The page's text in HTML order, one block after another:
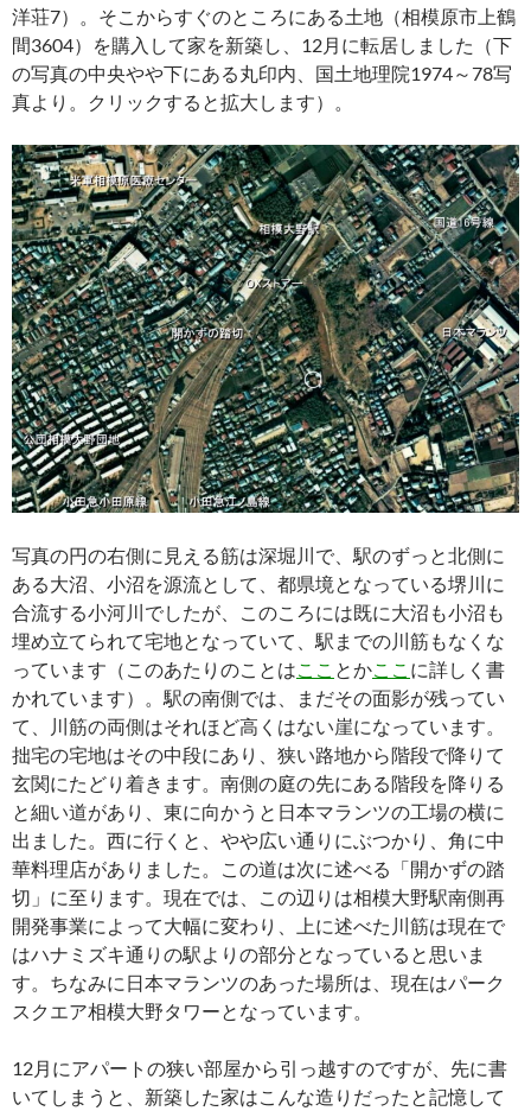
洋荘7）。そこからすぐのところにある土地（相模原市上鶴
間3604）を購入して家を新築し、12月に転居しました（下
の写真の中央やや下にある丸印内、国土地理院1974～78写
真より。クリックすると拡大します）。
写真の円の右側に見える筋は深堀川で、駅のずっと北側に
ある大沼、小沼を源流として、都県境となっている堺川に
合流する小河川でしたが、このころには既に大沼も小沼も
埋め立てられて宅地となっていて、駅までの川筋もなくな
っています（このあたりのことはここ とかここ に詳しく書
かれています）。駅の南側では、まだその面影が残ってい
て、川筋の両側はそれほど高くはない崖になっています。
拙宅の宅地はその中段にあり、狭い路地から階段で降りて
玄関にたどり着きます。南側の庭の先にある階段を降りる
と細い道があり、東に向かうと日本マランツの工場の横に
出ました。西に行くと、やや広い通りにぶつかり、角に中
華料理店がありました。この道は次に述べる「開かずの踏
切」に至ります。現在では、この辺りは相模大野駅南側再
開発事業によって大幅に変わり、上に述べた川筋は現在で
はハナミズキ通りの駅よりの部分となっていると思いま
す。ちなみに日本マランツのあった場所は、現在はパーク
スクエア相模大野タワーとなっています。
12月にアパートの狭い部屋から引っ越すのですが、先に書
いてしまうと、新築した家はこんな造りだったと記憶して